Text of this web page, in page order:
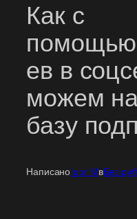
Как с
помощью
ев в
можем
базу
НаписаноIgor MвБез